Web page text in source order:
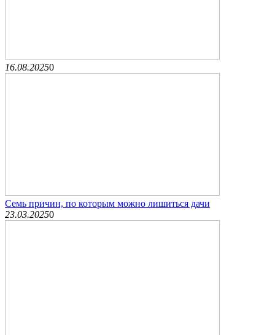
16.08.20250
Семь причин, по которым можно лишиться дачи
23.03.20250